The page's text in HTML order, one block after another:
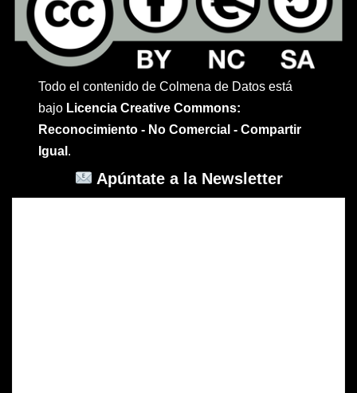
Todo el contenido de Colmena de Datos está
bajo Licencia Creative Commons:
Reconocimiento - No Comercial - Compartir
Igual .
Apúntate a la Newsletter